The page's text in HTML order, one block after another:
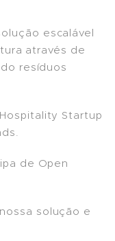
escalável
através de
resíduos
Startup
de Open
solução e